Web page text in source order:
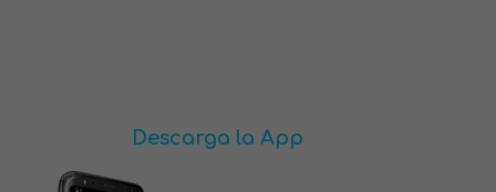
Descarga la App